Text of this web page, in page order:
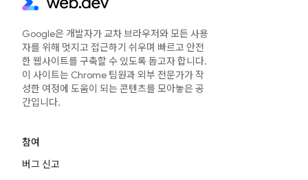
Google은 개발자가 교차 브라우저와 모든 사용
자를 위해 멋지고 접근하기 쉬우며 빠르고 안전
한 웹사이트를 구축할 수 있도록 돕고자 합니다.
이 사이트는 Chrome 팀원과 외부 전문가가 작
성한 여정에 도움이 되는 콘텐츠를 모아놓은 공
간입니다.
참여
버그 신고